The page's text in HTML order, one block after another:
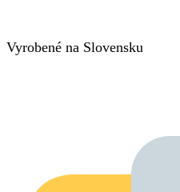
Vyrobené na Slovensku